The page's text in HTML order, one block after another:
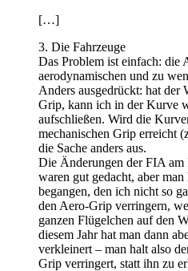
[…]
3. Die Fahrzeuge
Das Problem ist einfach: die
aerodynamischen und zu
Anders ausgedrückt: hat
Grip, kann ich in der Kurve
aufschließen. Wird die
mechanischen Grip erreicht
die Sache anders aus.
Die Änderungen der FIA am
waren gut gedacht, aber
begangen, den ich nicht so
den Aero-Grip verringern,
ganzen Flügelchen auf den
diesem Jahr hat man dann
verkleinert – man halt also
Grip verringert, statt ihn zu